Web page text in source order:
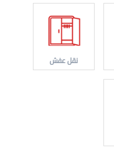
نقل عفش